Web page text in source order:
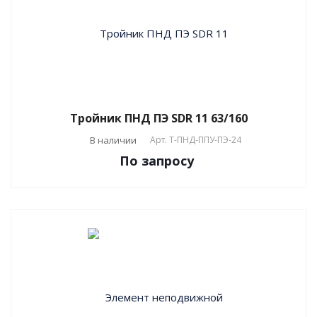
Тройник ПНД ПЭ SDR 11 63/160
В наличии Арт. T-ПНД-ППУ-ПЭ-24
По запросу